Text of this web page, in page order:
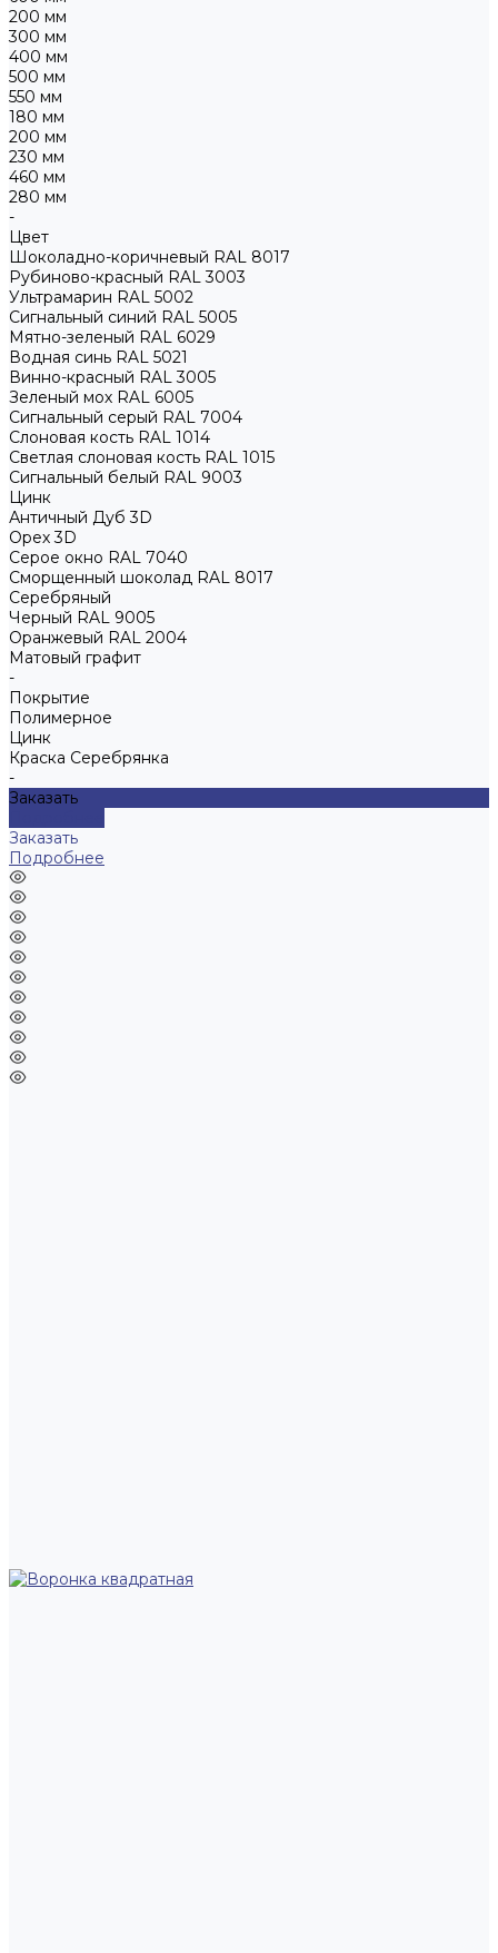
200 мм
300 мм
400 мм
500 мм
550 мм
180 мм
200 мм
230 мм
460 мм
280 мм
-
Цвет
Шоколадно-коричневый RAL 8017
Рубиново-красный RAL 3003
Ультрамарин RAL 5002
Сигнальный синий RAL 5005
Мятно-зеленый RAL 6029
Водная синь RAL 5021
Винно-красный RAL 3005
Зеленый мох RAL 6005
Сигнальный серый RAL 7004
Слоновая кость RAL 1014
Светлая слоновая кость RAL 1015
Сигнальный белый RAL 9003
Цинк
Античный Дуб 3D
Орех 3D
Серое окно RAL 7040
Сморщенный шоколад RAL 8017
Серебряный
Черный RAL 9005
Оранжевый RAL 2004
Матовый графит
-
Покрытие
Полимерное
Цинк
Краска Серебрянка
-
Заказать
Заказать
Подробнее